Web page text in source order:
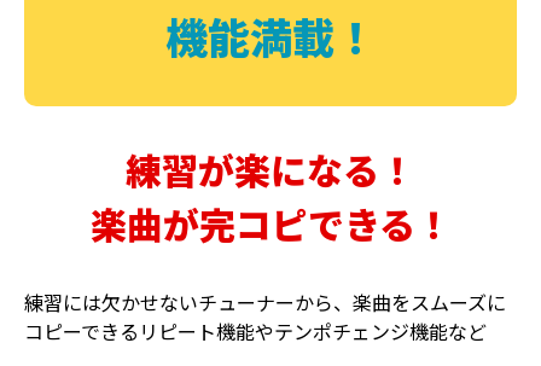
DELAY PHASER
機能満載！
練習が楽になる！
楽曲が完コピできる！
練習には欠かせないチューナーから、楽曲をスムーズに
コピーできるリピート機能やテンポチェンジ機能など